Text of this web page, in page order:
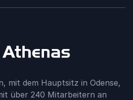
mit dem Hauptsitz in Odense,
über 240 Mitarbeitern an